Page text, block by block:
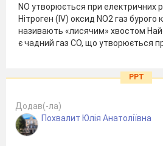
NO утворюється при електричних
Нітроген (IV) оксид NO2 газ бурого
називають «лисячим» хвостом
є чадний газ СО, що утворюється
PPT
Додав(-ла)
Похвалит Юлія Анатоліївна